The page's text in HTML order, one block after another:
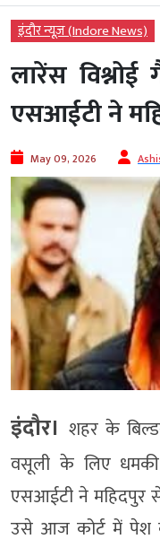
इंदौर न्यूज़ (Indore News)
लारेंस
एसआईटी ने
May 09, 2026
इंदौर। शहर के
वसूली के लिए
एसआईटी ने महिदपुर
उसे आज कोर्ट में पेश